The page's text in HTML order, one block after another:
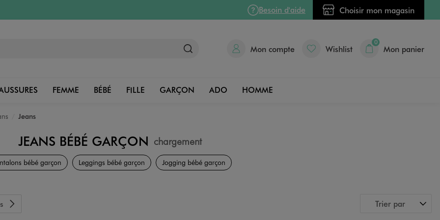
Besoin d'aide Choisir mon magasin
Mon compte Wishlist
0
Mon panier
FEMME BÉBÉ FILLE GARÇON ADO HOMME
Jeans
JEANS BÉBÉ GARÇON chargement
Vêtements Garçon
bébé garçon Leggings bébé garçon Jogging bébé garçon
Trier par